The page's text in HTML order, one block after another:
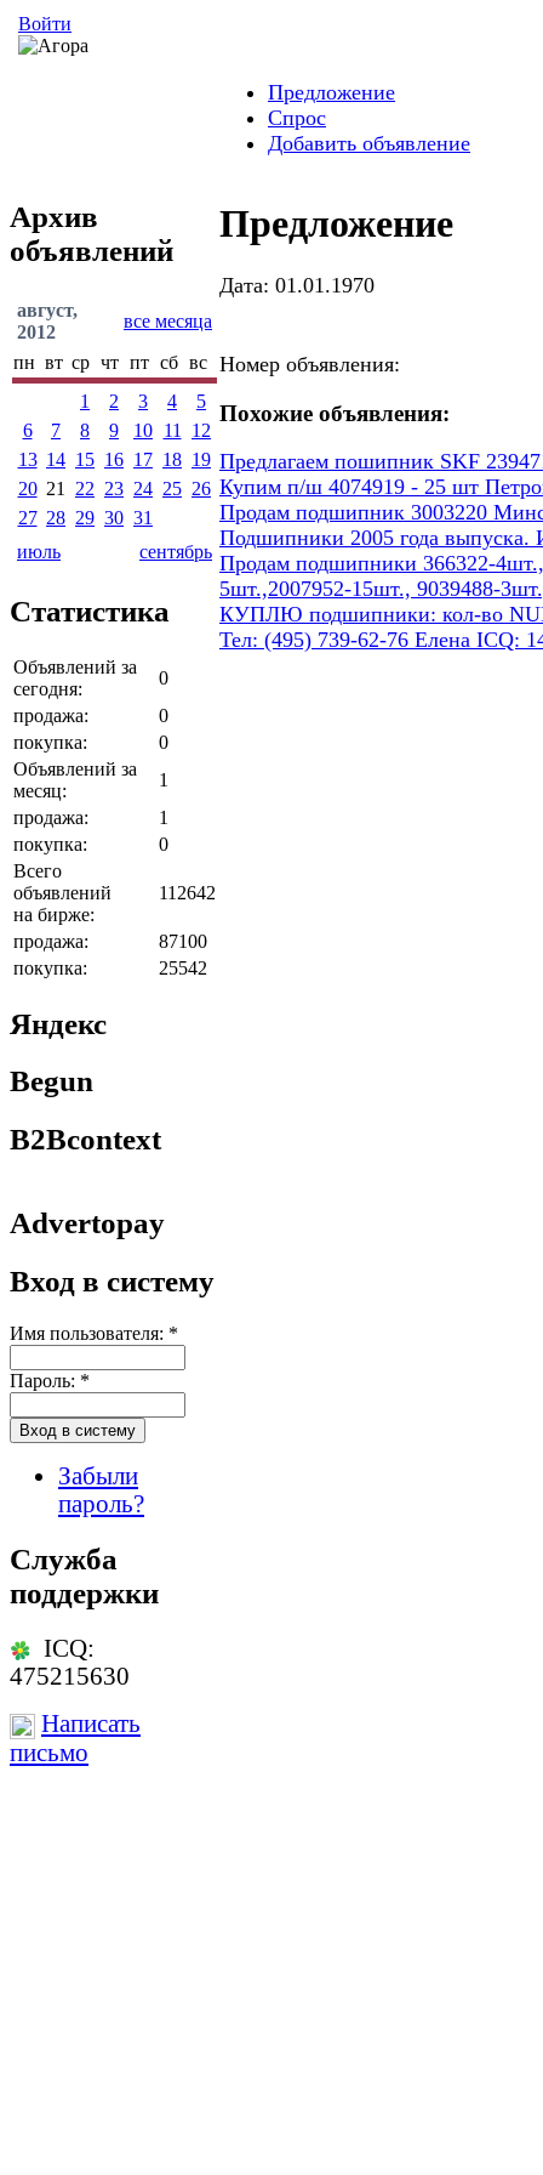
Войти
Предложение
Спрос
Добавить объявление
Архив
объявлений
август,
2012
все месяца
пн вт ср чт пт сб вс
1
2 3 4
5
6
7 8 9 10 11
12
13 14 15 16 17 18 19
20 21 22 23 24 25 26
27 28 29 30 31
июль
сентябрь
Статистика
Объявлений за
сегодня:
0
продажа:
0
покупка:
0
Объявлений за
месяц:
1
продажа:
1
покупка:
0
Всего
объявлений
на бирже:
112642
продажа:
87100
покупка:
25542
Яндекс
Begun
B2Bcontext
Advertopay
Вход в систему
Имя пользователя: *
Пароль: *
Забыли
пароль?
Служба
поддержки
ICQ:
475215630
Написать
письмо
Предложение
Дата: 01.01.1970
Номер объявления:
Похожие объявления:
Предлагаем пошипник SKF
Купим п/ш 4074919 - 25 шт
Продам подшипник 3003220
Подшипники 2005 года выпуска.
Продам подшипники 366322-
5шт.,2007952-15шт., 9039488-
КУПЛЮ подшипники: кол-во
Тел: (495) 739-62-76 Елена ICQ: